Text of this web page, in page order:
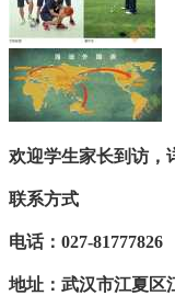
欢迎学生家长到访，
联系方式
电话：027-81777826
地址：武汉市江夏区